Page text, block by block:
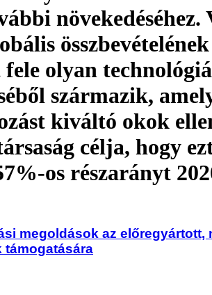
növekedéséhez.
olyan
származik,
kiváltó okok
célja, hogy
os részarányt
megoldások az előregyártott,
támogatására